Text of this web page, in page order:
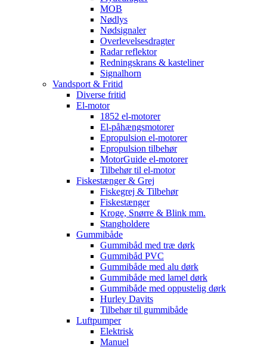
MOB
Nødlys
Nødsignaler
Overlevelsesdragter
Radar reflektor
Redningskrans & kasteliner
Signalhorn
Vandsport & Fritid
Diverse fritid
El-motor
1852 el-motorer
El-påhængsmotorer
Epropulsion el-motorer
Epropulsion tilbehør
MotorGuide el-motorer
Tilbehør til el-motor
Fiskestænger & Grej
Fiskegrej & Tilbehør
Fiskestænger
Kroge, Snørre & Blink mm.
Stangholdere
Gummibåde
Gummibåd med træ dørk
Gummibåd PVC
Gummibåde med alu dørk
Gummibåde med lamel dørk
Gummibåde med oppustelig dørk
Hurley Davits
Tilbehør til gummibåde
Luftpumper
Elektrisk
Manuel